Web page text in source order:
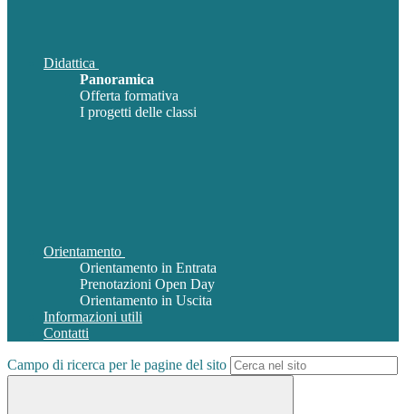
Didattica
Panoramica
Offerta formativa
I progetti delle classi
Orientamento
Orientamento in Entrata
Prenotazioni Open Day
Orientamento in Uscita
Informazioni utili
Contatti
Campo di ricerca per le pagine del sito